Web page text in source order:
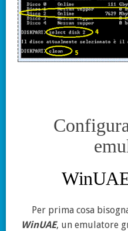
Per prima cosa
WinUAE, un emulatore